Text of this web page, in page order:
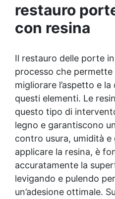
restauro
con resina
Il restauro delle porte
processo che permette
migliorare l’aspetto e
questi elementi. Le
questo tipo di
legno e garantiscono
contro usura, umidità e
applicare la resina, è
accuratamente la
levigando e pulendo
un’adesione ottimale.